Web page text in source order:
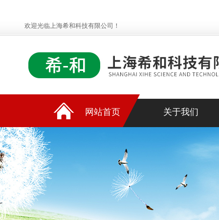
欢迎光临上海希和科技有限公司！
网站首页 关于我们